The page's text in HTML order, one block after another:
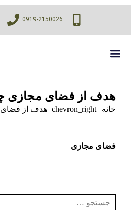
0919-2150026
هدف از فضای مجازی
chevron_right هدف از فضای
فضای مجازی